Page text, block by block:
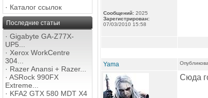
· Каталог ссылок
Последние статьи
· Gigabyte GA-Z77X-
UP5...
· Xerox WorkCentre
304...
· Razer Anansi + Razer...
· ASRock 990FX
Extreme...
· KFA2 GTX 580 MDT X4
Сообщений: 2025
Зарегистрирован:
07/03/2010 15:58
Yama
Сюда